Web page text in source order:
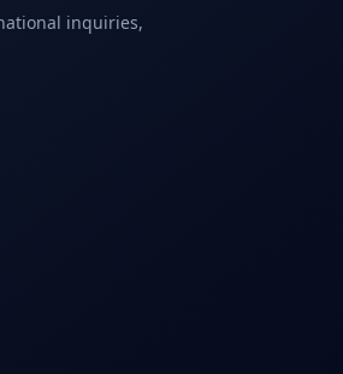
inquiries,